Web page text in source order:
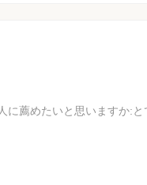
に薦めたいと思いますか:と